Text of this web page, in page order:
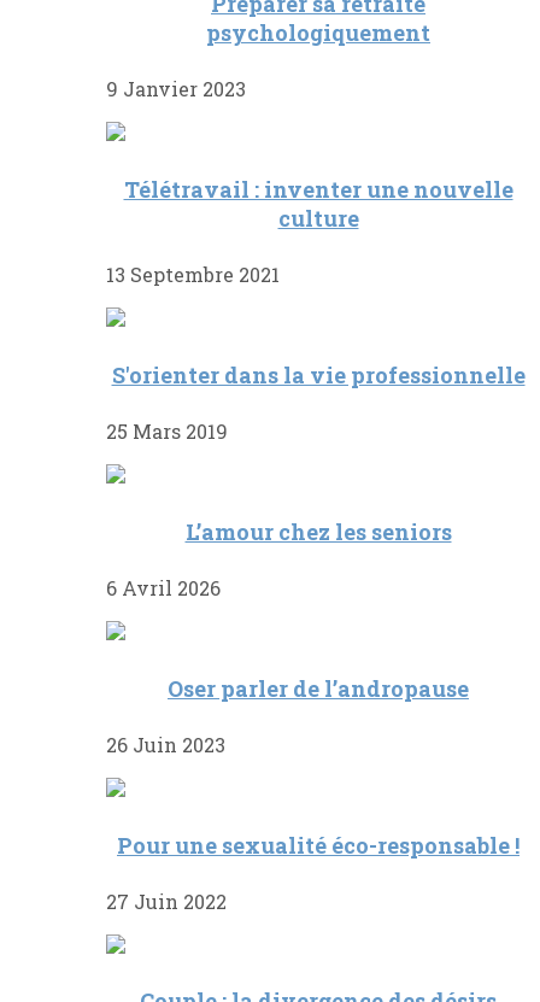
psychologiquement
9 Janvier 2023
Télétravail : inventer une nouvelle
culture
13 Septembre 2021
S'orienter dans la vie professionnelle
25 Mars 2019
L’amour chez les seniors
6 Avril 2026
Oser parler de l’andropause
26 Juin 2023
Pour une sexualité éco-responsable !
27 Juin 2022